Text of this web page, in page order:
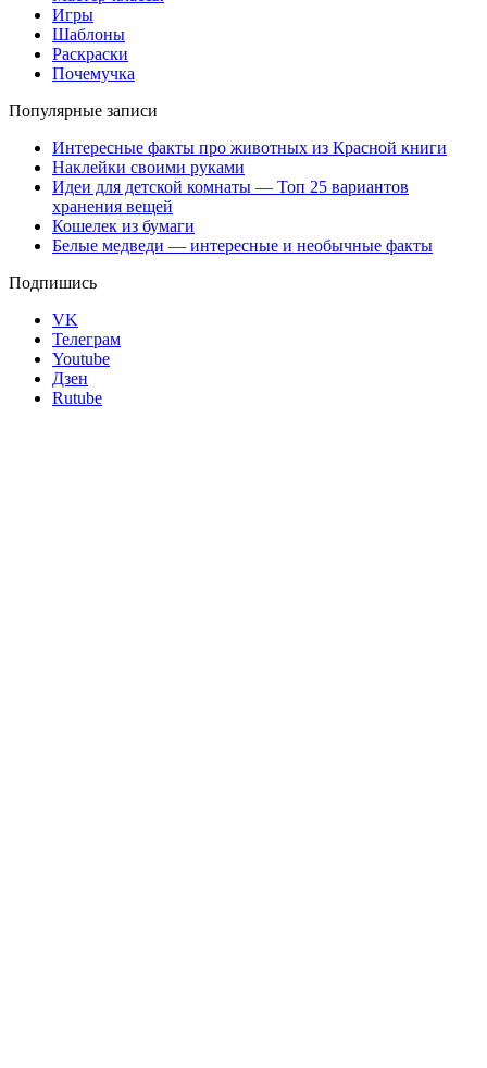
Игры
Шаблоны
Раскраски
Почемучка
Популярные записи
Интересные факты про животных из Красной книги
Наклейки своими руками
Идеи для детской комнаты — Топ 25 вариантов
хранения вещей
Кошелек из бумаги
Белые медведи — интересные и необычные факты
Подпишись
VK
Телеграм
Youtube
Дзен
Rutube